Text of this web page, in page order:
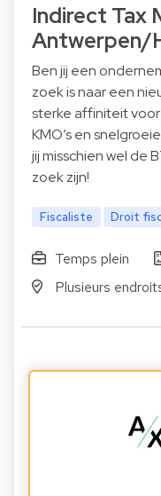
Indirect Tax
Antwerpen/
Ben jij een
zoek is naar een
sterke affiniteit
KMO’s en
jij misschien wel de
zoek zijn!
Fiscaliste Droit
Temps plein
Plusieurs